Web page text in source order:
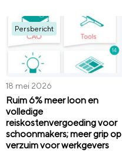
Persbericht
18 mei 2026
Ruim 6% meer loon en
volledige
reiskostenvergoeding voor
schoonmakers; meer grip op
verzuim voor werkgevers